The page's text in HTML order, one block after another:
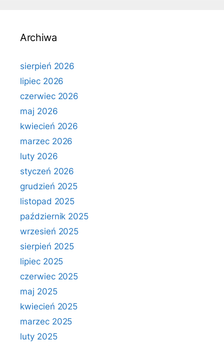
Archiwa
sierpień 2026
lipiec 2026
czerwiec 2026
maj 2026
kwiecień 2026
marzec 2026
luty 2026
styczeń 2026
grudzień 2025
listopad 2025
październik 2025
wrzesień 2025
sierpień 2025
lipiec 2025
czerwiec 2025
maj 2025
kwiecień 2025
marzec 2025
luty 2025